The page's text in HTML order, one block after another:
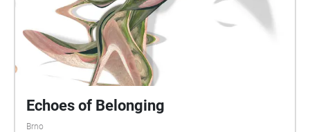
Echoes of Belonging
Brno